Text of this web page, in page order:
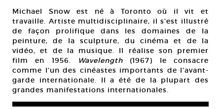
Michael Snow est né à Toronto où il vit et
travaille. Artiste multidisciplinaire, il s’est illustré
de façon prolifique dans les domaines de la
peinture, de la sculpture, du cinéma et de la
vidéo, et de la musique. Il réalise son premier
film en 1956.
Wavelength (1967) le consacre
comme l’un des cinéastes importants de l’avant-
garde internationale. Il a été de la plupart des
grandes manifestations internationales.